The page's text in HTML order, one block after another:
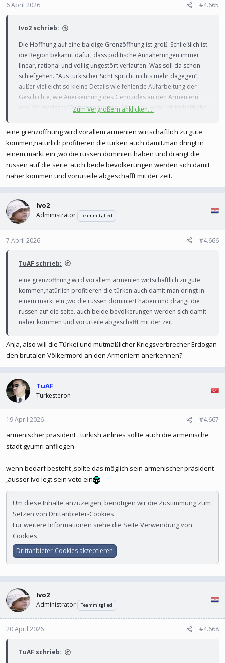
Zudem hat das Land den jahrzehntelangen Krieg um
durch einFriedensabkommenbeigelegt. Seitdem wächst
in der türkischen Wirtschaft die Hoffnung auf eine baldige
Normalisierung in der Region und die Öffnung der seit
über drei Jahrzehnten geschlossenen Grenze.
Türkei und Armenien: Wann öffnen die Grenzübergänge?
Seit Jahrzehnten verharrten die Länder in
Feindschaft und schotteten sich ab. Nach
der jüngsten Annäherung hofft die türkische
Wirtschaft auf gute Geschäfte. Neue
Logistikrouten könnten der Region
Aufschwung bringen.
6 April 2026 #4.665
Ivo2 schrieb:
Die Hoffnung auf eine baldige Grenzöffnung ist groß. Schließlich ist
die Region bekannt dafür, dass politische Annäherungen immer
linear, rational und völlig ungestört verlaufen. Was soll da schon
schiefgehen. "Aus türkischer Sicht spricht nichts mehr dagegen“,
außer vielleicht so kleine Details wie fehlende Aufarbeitung der
Geschichte, wie Anerkennung des Genozides an den Armeniern
und ein gewisses Vertrauensthema. Aber klar, wenn wirtschaftliche
Vielleicht klappt’s ja wirklich dieses Jahr – Vertrauen ist schließlich
überbewertet.
Zum Vergrößern anklicken....
eine grenzöffnung wird vorallem armenien wirtschaftlich zu gute
kommen,natürlich profitieren die türken auch damit.man dringt in
einem markt ein ,wo die russen dominiert haben und drängt die
russen auf die seite. auch beide bevölkerungen werden sich damit
näher kommen und vorurteile abgeschafft mit der zeit.
Ivo2
Administrator Teammitglied
7 April 2026 #4.666
TuAF schrieb:
eine grenzöffnung wird vorallem armenien wirtschaftlich zu gute
kommen,natürlich profitieren die türken auch damit.man dringt in
einem markt ein ,wo die russen dominiert haben und drängt die
russen auf die seite. auch beide bevölkerungen werden sich damit
näher kommen und vorurteile abgeschafft mit der zeit.
Ahja, also will die Türkei und mutmaßlicher Kriegsverbrecher Erdogan
den brutalen Völkermord an den Armeniern anerkennen?
TuAF
Turkesteron
19 April 2026 #4.667
armenischer präsident : turkish airlines sollte auch die armenische
stadt gyumri anfliegen
wenn bedarf besteht ,sollte das möglich sein armenischer präsident
,ausser ivo legt sein veto ein
Um diese Inhalte anzuzeigen, benötigen wir die Zustimmung zum
Setzen von Drittanbieter-Cookies.
Für weitere Informationen siehe die Seite Verwendung von
Cookies.
Drittanbieter-Cookies akzeptieren
Ivo2
Administrator Teammitglied
20 April 2026 #4.668
TuAF schrieb: